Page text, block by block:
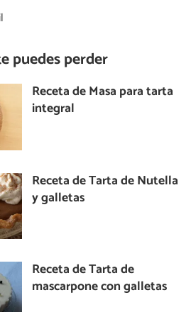
puedes perder
Receta de Masa para tarta
integral
Receta de Tarta de Nutella
y galletas
Receta de Tarta de
mascarpone con galletas